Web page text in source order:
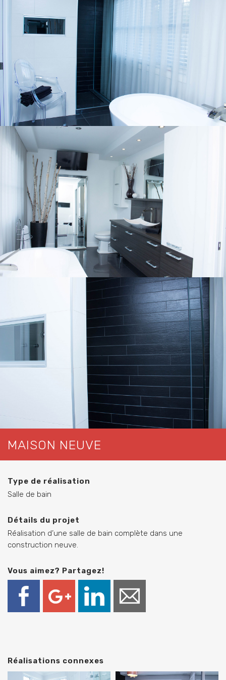
MAISON NEUVE
Type de réalisation
Salle de bain
Détails du projet
Réalisation d’une salle de bain complète dans une
construction neuve.
Vous aimez? Partagez!
Réalisations connexes